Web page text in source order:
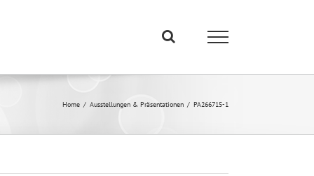
Home / Ausstellungen & Präsentationen / PA266715-1